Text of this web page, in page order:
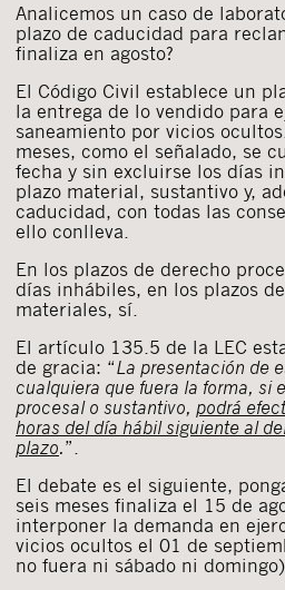
Analicemos un caso de
plazo de caducidad para
finaliza en agosto?
El Código Civil establece un
la entrega de lo vendido para
saneamiento por vicios
meses, como el señalado, se
fecha y sin excluirse los días
plazo material, sustantivo y,
caducidad, con todas las
ello conlleva.
En los plazos de derecho
días inhábiles, en los plazos
materiales, sí.
El artículo 135.5 de la LEC
de gracia: “La presentación de
cualquiera que fuera la forma, si
procesal o sustantivo, podrá
horas del día hábil siguiente al
plazo.”.
El debate es el siguiente,
seis meses finaliza el 15 de
interponer la demanda en
vicios ocultos el 01 de
no fuera ni sábado ni